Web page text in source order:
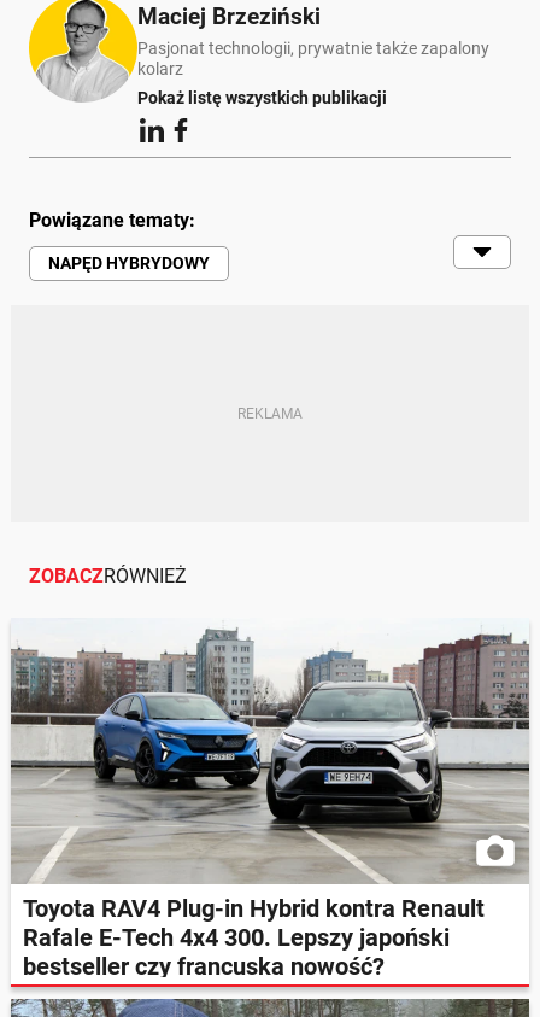
Maciej Brzeziński
Pasjonat technologii, prywatnie także zapalony
kolarz
Pokaż listę wszystkich publikacji
Powiązane tematy:
NAPĘD HYBRYDOWY
OPINIE
ZOBACZRÓWNIEŻ
Toyota RAV4 Plug-in Hybrid kontra Renault
Rafale E-Tech 4x4 300. Lepszy japoński
bestseller czy francuska nowość?